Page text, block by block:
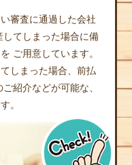
審査に通過した会社
してしまった場合に備
ご用意しています。
しまった場合、前払
紹介などが可能な、
。